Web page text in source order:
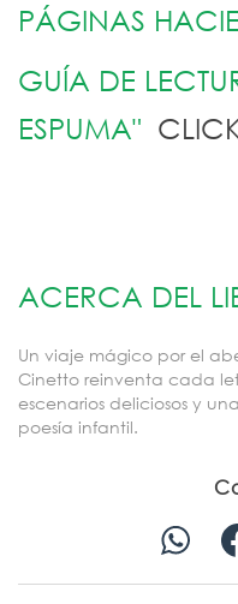
PÁGINAS
GUÍA DE
ESPUMA"
ACERCA DEL
Un viaje mágico por el
Cinetto reinventa cada
escenarios deliciosos y
poesía infantil.